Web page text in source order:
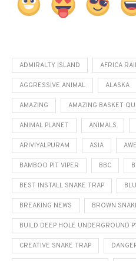
ADMIRALTY ISLAND AFRICA
AGGRESSIVE ANIMAL ALASKA
AMAZING AMAZING BASKET
ANIMAL PLANET ANIMALS
ARIVIYALPURAM ASIA
BAMBOO PIT VIPER BBC
BEST INSTALL SNAKE TRAP
BREAKING NEWS BROWN
BUILD DEEP HOLE UNDERGROUND
CREATIVE SNAKE TRAP